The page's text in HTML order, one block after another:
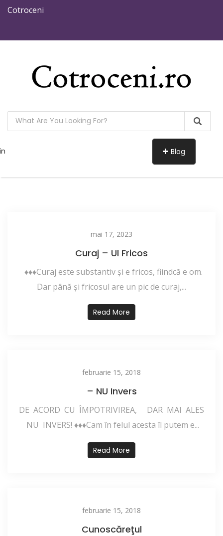
Cotroceni
Blog
mai 17, 2023
Curaj – Ul Fricos
♦♦♦Curaj este substantiv și e fricos, fiindcă e om.
Dar până și fricosul are un pic de curaj,...
Read More
februarie 15, 2018
– NU Invers
DE ACORD CU ÎMPOTRIVIREA, DAR MAI ALES
NU INVERS! ♦♦♦Cam în felul acesta îl putem e...
Read More
februarie 15, 2018
Cunoscăreţul